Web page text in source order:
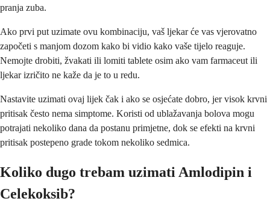
pranja zuba.
Ako prvi put uzimate ovu kombinaciju, vaš ljekar će vas vjerovatno
započeti s manjom dozom kako bi vidio kako vaše tijelo reaguje.
Nemojte drobiti, žvakati ili lomiti tablete osim ako vam farmaceut ili
ljekar izričito ne kaže da je to u redu.
Nastavite uzimati ovaj lijek čak i ako se osjećate dobro, jer visok krvni
pritisak često nema simptome. Koristi od ublažavanja bolova mogu
potrajati nekoliko dana da postanu primjetne, dok se efekti na krvni
pritisak postepeno grade tokom nekoliko sedmica.
Koliko dugo trebam uzimati Amlodipin i
Celekoksib?